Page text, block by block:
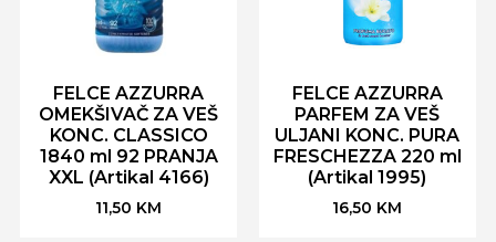
FELCE AZZURRA
OMEKŠIVAČ ZA VEŠ
KONC. CLASSICO
1840 ml 92 PRANJA
XXL (Artikal 4166)
11,50 KM
FELCE AZZURRA
PARFEM ZA VEŠ
ULJANI KONC. PURA
FRESCHEZZA 220 ml
(Artikal 1995)
16,50 KM